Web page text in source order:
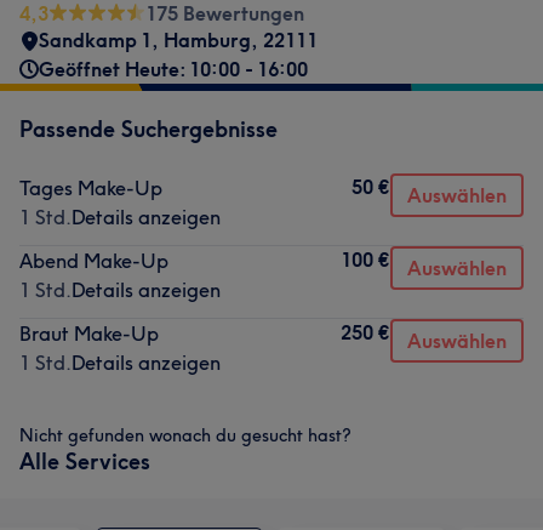
4,3
175 Bewertungen
Sandkamp 1, Hamburg, 22111
Geöffnet Heute: 10:00 - 16:00
Passende Suchergebnisse
Tages Make-Up
1 Std.Details anzeigen
50 € Auswählen
Abend Make-Up
1 Std.Details anzeigen
100 € Auswählen
Braut Make-Up
1 Std.Details anzeigen
250 € Auswählen
Nicht gefunden wonach du gesucht hast?
Alle Services